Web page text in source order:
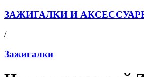
ЗАЖИГАЛКИ И
/
Зажигалки